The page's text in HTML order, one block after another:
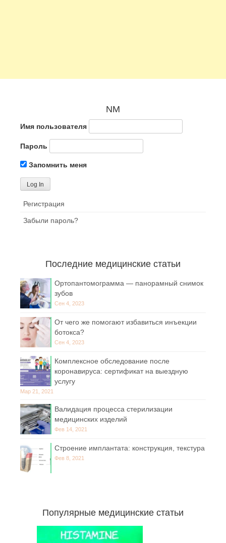
NM
Имя пользователя
Пароль
Запомнить меня
Регистрация
Забыли пароль?
Последние медицинские статьи
Ортопантомограмма — панорамный снимок
зубов
Сен 4, 2023
От чего же помогают избавиться инъекции
ботокса?
Сен 4, 2023
Комплексное обследование после
коронавируса: сертификат на выездную
услугу
Мар 21, 2021
Валидация процесса стерилизации
медицинских изделий
Фев 14, 2021
Строение имплантата: конструкция, текстура
Фев 8, 2021
Популярные медицинские статьи